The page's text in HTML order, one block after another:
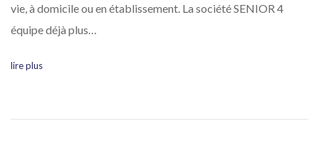
vie, à domicile ou en établissement. La société SENIOR 4
équipe déjà plus…
lire plus